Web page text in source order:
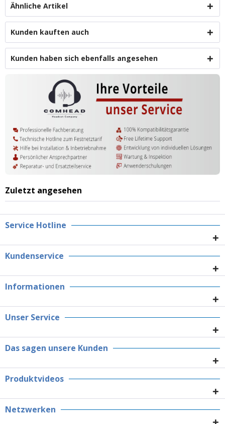
Ähnliche Artikel
Kunden kauften auch
Kunden haben sich ebenfalls angesehen
Zuletzt angesehen
Service Hotline
Kundenservice
Informationen
Unser Service
Das sagen unsere Kunden
Produktvideos
Netzwerken